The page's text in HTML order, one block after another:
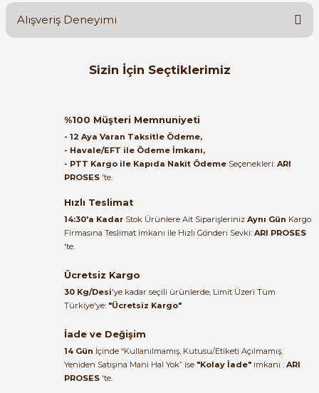
Alışveriş Deneyimi
Orijinal kutusuyla ertesi gün
ulaştı elimize. Teşekkürler.
Satıcı ilgili ve çok yardım severdi
bundan mehmet bey ilgi ve
alakası için teşekkür ederim
22/06/2026
Kemal Toktaş | 20/06/2026
problemsiz geçti.
Kemal Toktaş | 20/06/2026
Sizin İçin Seçtiklerimiz
Öznur 0.75mm NYAF Kırmızı Kablo H05V-K 100 Metre
1.850,40 TL
777,17 TL
Öznur 0.75mm NYAF Kahverengi Kablo H05V-K 100 Metre
1.850,40 TL
777,17 TL
Öznur 0,75 mm² Mavi NYAF Kablo 100 Metre | ARI PROSES
%100 Müşteri Memnuniyeti
- 12 Aya Varan Taksitle Ödeme,
- Havale/EFT ile Ödeme İmkanı,
- PTT Kargo ile Kapıda Nakit Ödeme Seçenekleri: ARI
PROSES 'te.
Hızlı Teslimat
14:30'a Kadar Stok Ürünlere Ait Siparişleriniz Aynı Gün Kargo
Firmasına Teslimat imkanı ile Hızlı Gönderi Sevki: ARI PROSES
'te.
Ücretsiz Kargo
30 Kg/Desi'ye kadar seçili ürünlerde, Limit Üzeri Tüm
Türkiye'ye: "Ücretsiz Kargo"
İade ve Değişim
14 Gün İçinde “Kullanılmamış, Kutusu/Etiketi Açılmamış,
Yeniden Satışına Mani Hal Yok” ise "Kolay İade" imkanı : ARI
PROSES 'te.